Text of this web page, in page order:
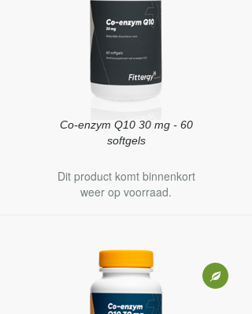
Co-enzym Q10 30 mg - 60
softgels
Dit product komt binnenkort
weer op voorraad.